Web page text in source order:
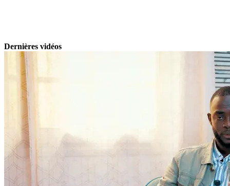
Dernières vidéos